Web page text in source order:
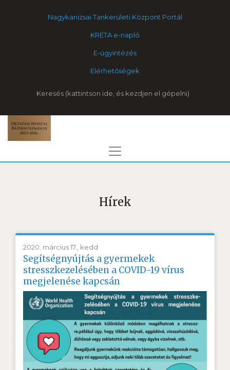
Nagykanizsai Tankerületi Központ Portál
KRÉTA e-napló
E-ügyintézés
Elérhetőségek
Keresés
Hírek
2020. március 17., kedd
Segítségnyújtás a gyermekek
stresszkezelésében a COVID-19 vírus
megjelenése kapcsán